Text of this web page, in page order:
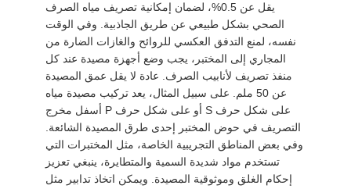
يقل عن 0.5%، لضمان إمكانية تصريف مياه الصرف
الصحي بشكل طبيعي عن طريق الجاذبية. وفي الوقت
نفسه، لمنع التدفق العكسي للروائح والغازات الضارة من
المجاري إلى المختبر، يجب وضع أجهزة مصيدة عند كل
منفذ تصريف لأنابيب الصرف. عادة لا يقل عمق المصيدة
عن 50 ملم. على سبيل المثال، يعد تركيب مصيدة مياه
على شكل حرف S أو على شكل حرف P أسفل مخرج
التصريف في حوض المختبر إحدى طرق المصيدة الشائعة.
وفي بعض المناطق التجريبية الخاصة، مثل المختبرات التي
تستخدم مواد شديدة السمية والمتطايرة، ينبغي تعزيز
إحكام الغلق وموثوقية المصيدة. ويمكن اتخاذ تدابير مثل